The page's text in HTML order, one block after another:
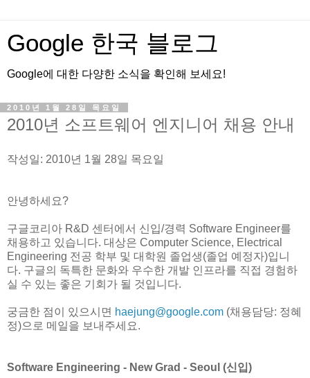
Google 한국 블로그
Google에 대한 다양한 소식을 확인해 보세요!
2010년 1월 28일 목요일
2010년 소프트웨어 엔지니어 채용 안내
작성일: 2010년 1월 28일 목요일
안녕하세요?
구글코리아 R&D 센터에서 신입/경력 Software Engineer를
채용하고 있습니다. 대상은 Computer Science, Electrical
Engineering 전공 학부 및 대학원 졸업생(졸업 예정자)입니
다. 구글의 독특한 문화와 우수한 개발 인프라를 직접 경험하
실 수 있는 좋은 기회가 될 것입니다.
궁금한 점이 있으시면 haejung@google.com (채용담당: 정혜
정)으로 메일을 보내주세요.
Software Engineering - New Grad - Seoul (신입)